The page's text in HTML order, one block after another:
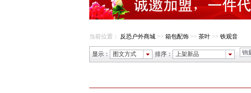
当前位置： 反恐户外商城 >> 箱包配饰 >> 茶叶 >> 铁观音
显示： 图文方式 排序： 上架新品